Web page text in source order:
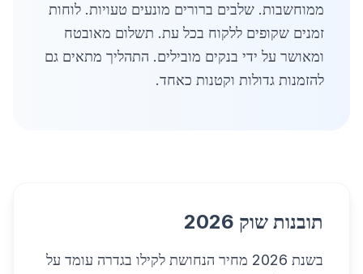
ממוחשבות. שלבים ברורים מונעים טעויות. לוחות
זמנים שקופים ללקוח בכל עת. תשלום מאובטח
ומאושר על ידי בנקים מובילים. התהליך מתאים גם
להזמנות גדולות וקטנות כאחד.
תובנות שוק 2026
בשנת 2026 מחיר הנחושת לקילו בגדרה עומד על